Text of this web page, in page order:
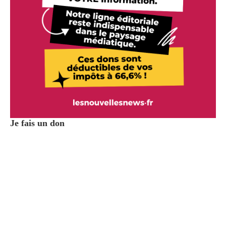
Je fais un don